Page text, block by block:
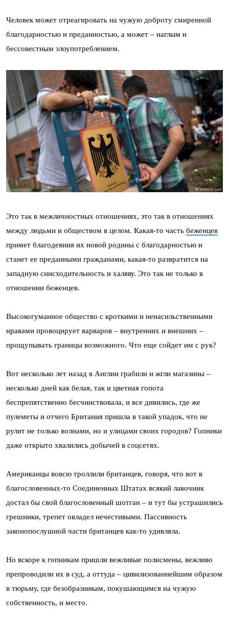
Человек может отреагировать на чужую доброту смиренной
благодарностью и преданностью, а может – наглым и
бессовестным злоупотреблением.
Это так в межличностных отношениях, это так в отношениях
между людьми и обществом в целом. Какая-то часть беженцев
примет благодеяния их новой родины с благодарностью и
станет ее преданными гражданами, какая-то развратится на
западную снисходительность и халяву. Это так не только в
отношении беженцев.
Высокогуманное общество с кроткими и ненасильственными
нравами провоцирует варваров – внутренних и внешних –
прощупывать границы возможного. Что еще сойдет им с рук?
Вот несколько лет назад в Англии грабили и жгли магазины –
несколько дней как белая, так и цветная гопота
беспрепятственно бесчинствовала, и все дивились, где же
пулеметы и отчего Британия пришла в такой упадок, что не
рулит не только волнами, но и улицами своих городов? Гопники
даже открыто хвалились добычей в соцсетях.
Американцы вовсю троллили британцев, говоря, что вот в
благословенных-то Соединенных Штатах всякий лавочник
достал бы свой благословенный шотган – и тут бы устрашились
грешники, трепет овладел нечестивыми. Пассивность
законопослушной части британцев как-то удивляла.
Но вскоре к гопникам пришли вежливые полисмены, вежливо
препроводили их в суд, а оттуда – цивилизованнейшим образом
в тюрьму, где безобразникам, покушающимся на чужую
собственность, и место.